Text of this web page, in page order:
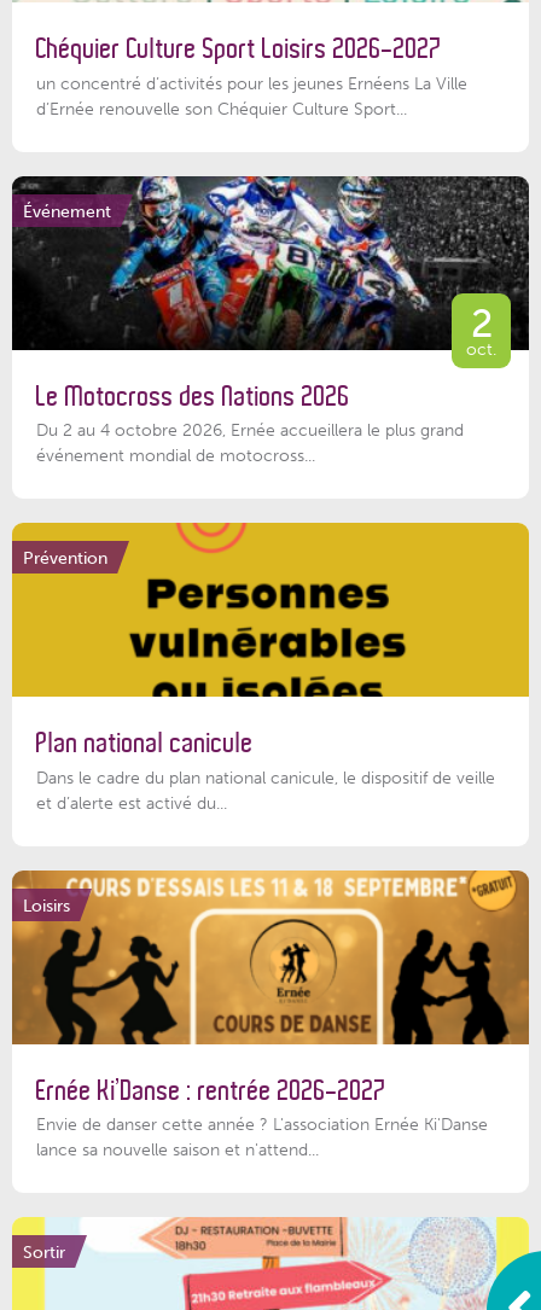
Chéquier Culture Sport Loisirs 2026-2027
un concentré d’activités pour les jeunes Ernéens La Ville
d’Ernée renouvelle son Chéquier Culture Sport...
Événement
2
oct.
Le Motocross des Nations 2026
Du 2 au 4 octobre 2026, Ernée accueillera le plus grand
événement mondial de motocross...
Prévention
Plan national canicule
Dans le cadre du plan national canicule, le dispositif de veille
et d’alerte est activé du...
Loisirs
Ernée Ki’Danse : rentrée 2026-2027
Envie de danser cette année ? L'association Ernée Ki'Danse
lance sa nouvelle saison et n'attend...
Sortir